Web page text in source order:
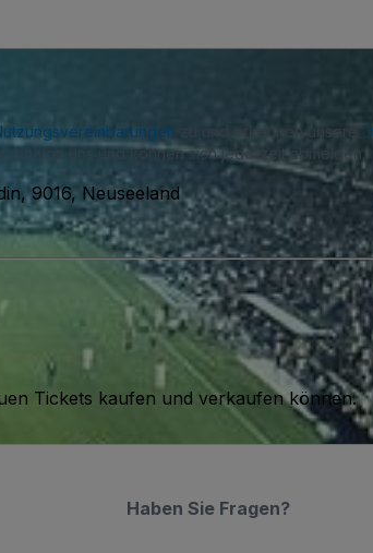
zu und erkennen unsere
von uns und können sich jederzeit abmelden.
9016, Neuseeland
Tickets kaufen und verkaufen können.
Haben Sie Fragen?